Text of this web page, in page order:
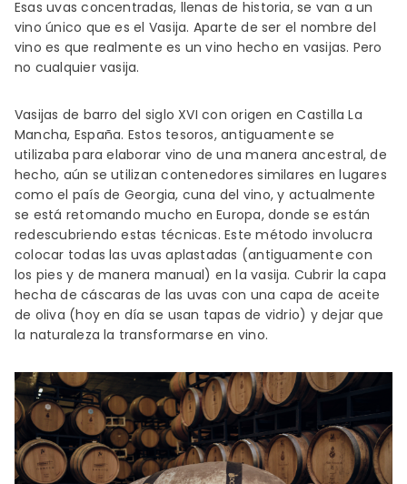
Esas uvas concentradas, llenas de historia, se van a un
vino único que es el Vasija. Aparte de ser el nombre del
vino es que realmente es un vino hecho en vasijas. Pero
no cualquier vasija.
Vasijas de barro del siglo XVI con origen en Castilla La
Mancha, España. Estos tesoros, antiguamente se
utilizaba para elaborar vino de una manera ancestral, de
hecho, aún se utilizan contenedores similares en lugares
como el país de Georgia, cuna del vino, y actualmente
se está retomando mucho en Europa, donde se están
redescubriendo estas técnicas. Este método involucra
colocar todas las uvas aplastadas (antiguamente con
los pies y de manera manual) en la vasija. Cubrir la capa
hecha de cáscaras de las uvas con una capa de aceite
de oliva (hoy en día se usan tapas de vidrio) y dejar que
la naturaleza la transformarse en vino.